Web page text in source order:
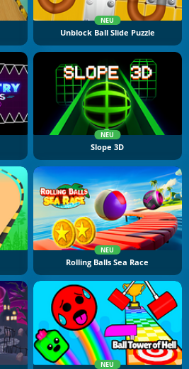
NEU
Unblock Ball Slide Puzzle
NEU
Slope 3D
NEU
Rolling Balls Sea Race
NEU